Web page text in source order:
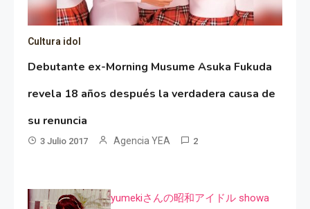
Cultura idol
Debutante ex-Morning Musume Asuka Fukuda
revela 18 años después la verdadera causa de
su renuncia
3 Julio 2017 Agencia YEA 2
yumekiさんの昭和アイドル showa